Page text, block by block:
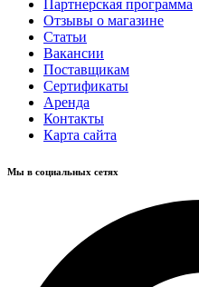
Партнерская программа
Отзывы о магазине
Статьи
Вакансии
Поставщикам
Сертификаты
Аренда
Контакты
Карта сайта
Мы в социальных сетях